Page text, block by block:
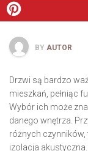
BY AUTOR
Drzwi są bardzo
mieszkań, pełniąc
Wybór ich może
danego wnętrza.
różnych czynników,
izolacja